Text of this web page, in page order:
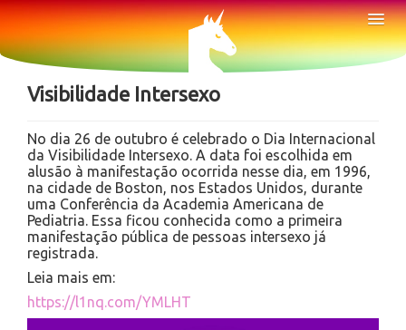
Sobre
Notícias
Visibilidade Intersexo
No dia 26 de outubro é celebrado o Dia Internacional
da Visibilidade Intersexo. A data foi escolhida em
alusão à manifestação ocorrida nesse dia, em 1996,
na cidade de Boston, nos Estados Unidos, durante
uma Conferência da Academia Americana de
Pediatria. Essa ficou conhecida como a primeira
manifestação pública de pessoas intersexo já
registrada.
Leia mais em:
https://l1nq.com/YMLHT